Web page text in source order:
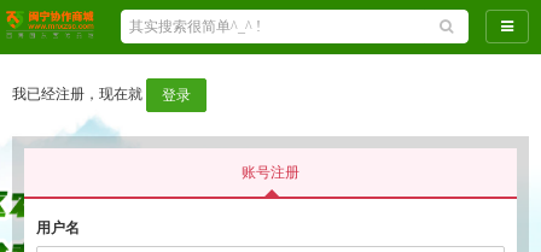
导航
我已经注册，现在就 登录
账号注册
用户名